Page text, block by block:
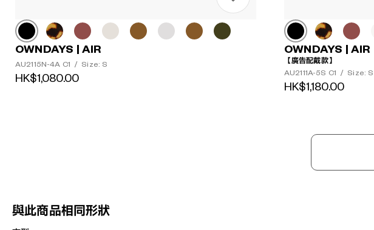
OWNDAYS | AIR
AU2115N-4A C1 / Size: S
HK$1,080.00
OWNDAYS | AIR
【廣告配戴款】
AU2111A-5S C1 / Size: S
HK$1,180.00
與此商品相同形狀